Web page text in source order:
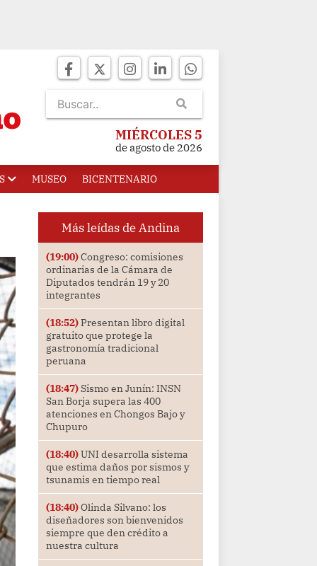
MIÉRCOLES 5
de agosto de 2026
MUSEO BICENTENARIO
Más leídas de Andina
(19:00)Congreso: comisiones
ordinarias de la Cámara de
Diputados tendrán 19 y 20
integrantes
(18:52)Presentan libro digital
gratuito que protege la
gastronomía tradicional
peruana
(18:47)Sismo en Junín: INSN
San Borja supera las 400
atenciones en Chongos Bajo y
Chupuro
(18:40)UNI desarrolla sistema
que estima daños por sismos y
tsunamis en tiempo real
(18:40)Olinda Silvano: los
diseñadores son bienvenidos
siempre que den crédito a
nuestra cultura